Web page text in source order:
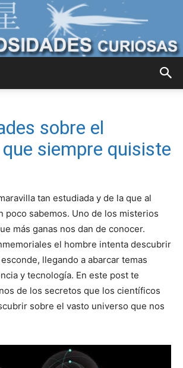
Curiosas
Mundo
sobre el
siempre quisiste
tan estudiada y de la que al
poco sabemos. Uno de los misterios
más ganas nos dan de conocer.
el hombre intenta descubrir
llegando a abarcar temas
y tecnología. En este post te
de los secretos que los científicos
sobre el vasto universo que nos